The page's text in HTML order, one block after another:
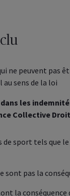
ne peuvent pas
sens de la loi
les
Collective
de sport tels que
sont pas la
la